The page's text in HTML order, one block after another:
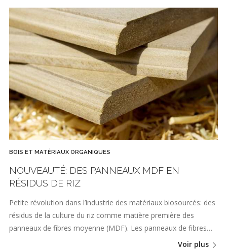
BOIS ET MATÉRIAUX ORGANIQUES
NOUVEAUTÉ: DES PANNEAUX MDF EN
RÉSIDUS DE RIZ
Petite révolution dans l’industrie des matériaux biosourcés: des
résidus de la culture du riz comme matière première des
panneaux de fibres moyenne (MDF). Les panneaux de fibres…
Voir plus